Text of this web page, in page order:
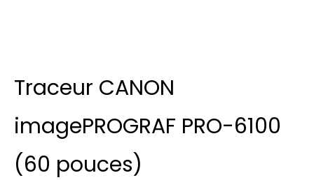
Traceur CANON
imagePROGRAF PRO-6100
(60 pouces)